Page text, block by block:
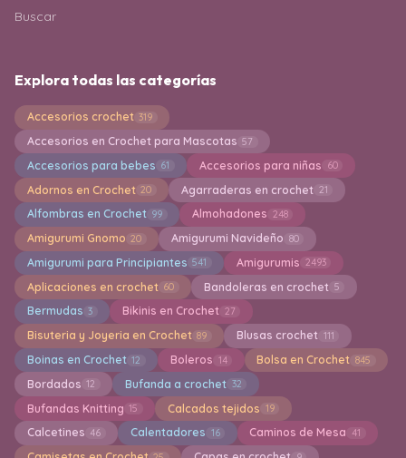
Buscar
Explora todas las categorías
Accesorios crochet 319
Accesorios en Crochet para Mascotas 57
Accesorios para bebes 61 Accesorios para niñas 60
Adornos en Crochet 20 Agarraderas en crochet 21
Alfombras en Crochet 99 Almohadones 248
Amigurumi Gnomo 20 Amigurumi Navideño 80
Amigurumi para Principiantes 541 Amigurumis 2493
Aplicaciones en crochet 60 Bandoleras en crochet 5
Bermudas 3 Bikinis en Crochet 27
Bisuteria y Joyeria en Crochet 89 Blusas crochet 111
Boinas en Crochet 12 Boleros 14 Bolsa en Crochet 845
Bordados 12 Bufanda a crochet 32
Bufandas Knitting 15 Calcados tejidos 19
Calcetines 46 Calentadores 16 Caminos de Mesa 41